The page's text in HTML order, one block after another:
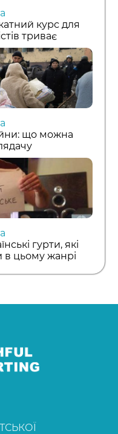
курс для
триває
що можна
гурти, які
цьому жанрі